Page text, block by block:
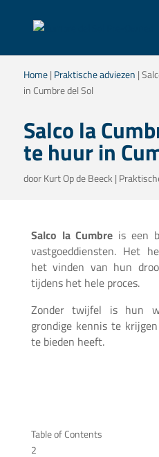
Home| Praktische adviezen |
in Cumbre del Sol
Salco la
te huur in
doorKurt Op de Beeck |
Salco la Cumbre is een
vastgoeddiensten. Het
het vinden van hun
tijdens het hele proces.
Zonder twijfel is hun
grondige kennis te
te bieden heeft.
Table of Contents
2